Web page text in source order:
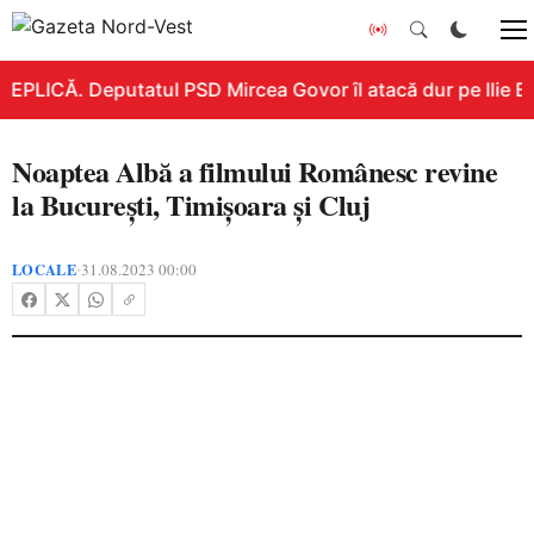
Deputatul PSD Mircea Govor îl atacă dur pe Ilie
Noaptea Albă a filmului Românesc revine
la București, Timișoara și Cluj
LOCALE•31.08.2023 00:00